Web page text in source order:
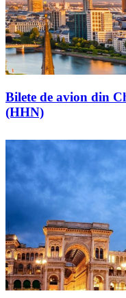
Bilete de avion din
(HHN)